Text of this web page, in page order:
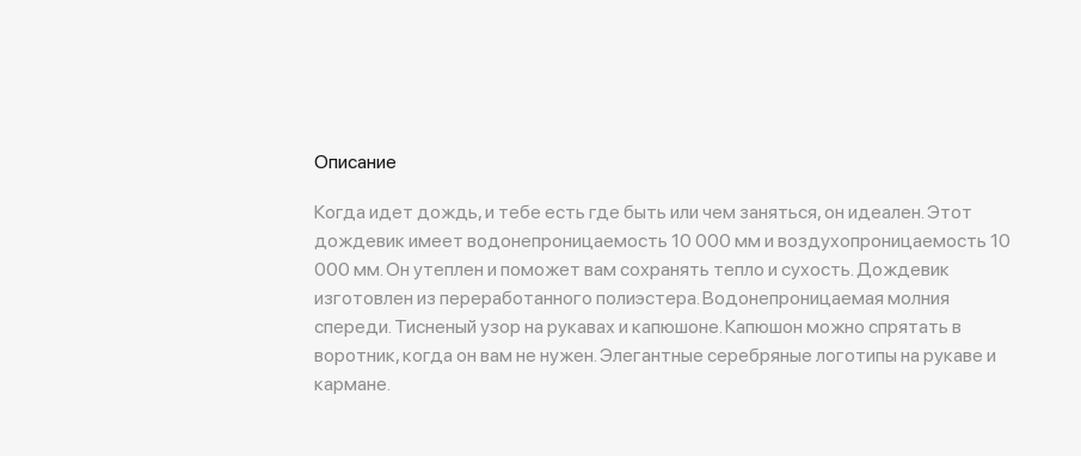
Описание
Когда идет дождь, и тебе есть где быть или чем заняться, он идеален. Этот
дождевик имеет водонепроницаемость 10 000 мм и воздухопроницаемость 10
000 мм. Он утеплен и поможет вам сохранять тепло и сухость. Дождевик
изготовлен из переработанного полиэстера. Водонепроницаемая молния
спереди. Тисненый узор на рукавах и капюшоне. Капюшон можно спрятать в
воротник, когда он вам не нужен. Элегантные серебряные логотипы на рукаве и
кармане.